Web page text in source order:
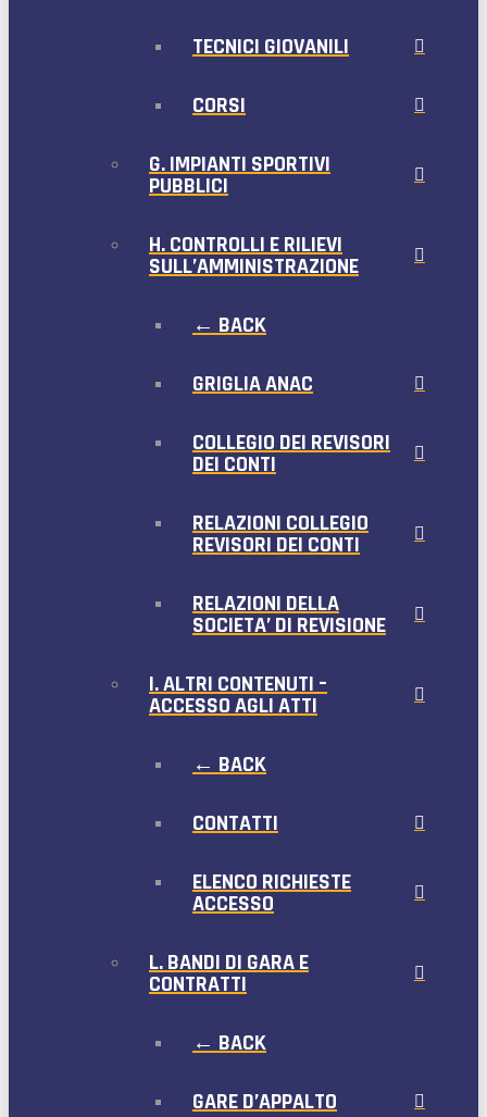
TECNICI GIOVANILI
CORSI
G. IMPIANTI SPORTIVI
PUBBLICI
H. CONTROLLI E RILIEVI
SULL’AMMINISTRAZIONE
← BACK
GRIGLIA ANAC
COLLEGIO DEI REVISORI
DEI CONTI
RELAZIONI COLLEGIO
REVISORI DEI CONTI
RELAZIONI DELLA
SOCIETA’ DI REVISIONE
I. ALTRI CONTENUTI –
ACCESSO AGLI ATTI
← BACK
CONTATTI
ELENCO RICHIESTE
ACCESSO
L. BANDI DI GARA E
CONTRATTI
← BACK
GARE D’APPALTO